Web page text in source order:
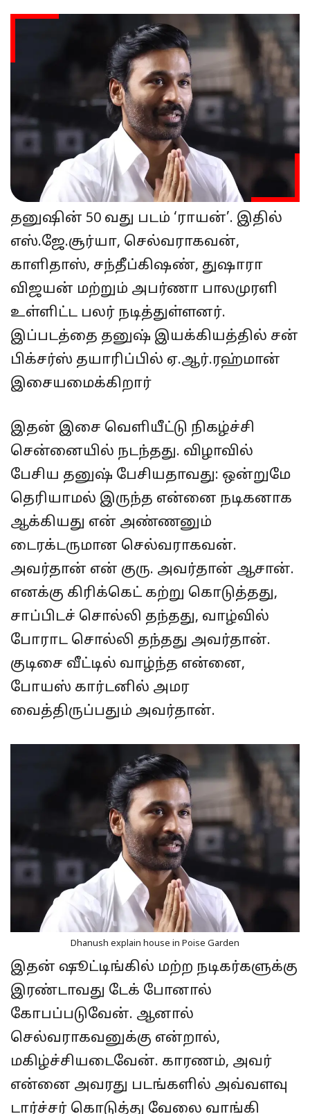
தனுஷின் 50 வது படம் ‘ராயன்’. இதில்
எஸ்.ஜே.சூர்யா, செல்வராகவன்,
காளிதாஸ், சந்தீப்கிஷண், துஷாரா
விஜயன் மற்றும் அபர்ணா பாலமுரளி
உள்ளிட்ட பலர் நடித்துள்ளனர்.
இப்படத்தை தனுஷ் இயக்கியத்தில் சன்
பிக்சர்ஸ் தயாரிப்பில் ஏ.ஆர்.ரஹ்மான்
இசையமைக்கிறார்
இதன் இசை வெளியீட்டு நிகழ்ச்சி
சென்னையில் நடந்தது. விழாவில்
பேசிய தனுஷ் பேசியதாவது: ஒன்றுமே
தெரியாமல் இருந்த என்னை நடிகனாக
ஆக்கியது என் அண்ணனும்
டைரக்டருமான செல்வராகவன்.
அவர்தான் என் குரு. அவர்தான் ஆசான்.
எனக்கு கிரிக்கெட் கற்று கொடுத்தது,
சாப்பிடச் சொல்லி தந்தது, வாழ்வில்
போராட சொல்லி தந்தது அவர்தான்.
குடிசை வீட்டில் வாழ்ந்த என்னை,
போயஸ் கார்டனில் அமர
வைத்திருப்பதும் அவர்தான்.
Dhanush explain house in Poise Garden
இதன் ஷூட்டிங்கில் மற்ற நடிகர்களுக்கு
இரண்டாவது டேக் போனால்
கோபப்படுவேன். ஆனால்
செல்வராகவனுக்கு என்றால்,
மகிழ்ச்சியடைவேன். காரணம், அவர்
என்னை அவரது படங்களில் அவ்வளவு
டார்ச்சர் கொடுத்து வேலை வாங்கி